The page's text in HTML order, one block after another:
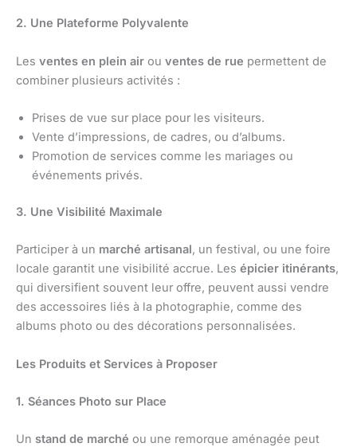
2. Une Plateforme Polyvalente
Les ventes en plein air ou ventes de rue permettent de
combiner plusieurs activités :
Prises de vue sur place pour les visiteurs.
Vente d’impressions, de cadres, ou d’albums.
Promotion de services comme les mariages ou
événements privés.
3. Une Visibilité Maximale
Participer à un marché artisanal, un festival, ou une foire
locale garantit une visibilité accrue. Les épicier itinérants,
qui diversifient souvent leur offre, peuvent aussi vendre
des accessoires liés à la photographie, comme des
albums photo ou des décorations personnalisées.
Les Produits et Services à Proposer
1. Séances Photo sur Place
Un stand de marché ou une remorque aménagée peut